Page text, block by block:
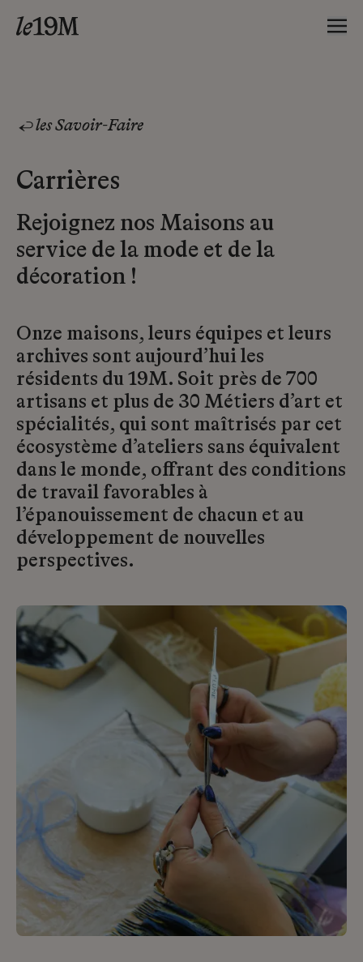
les Savoir-Faire
Carrières
Rejoignez nos Maisons au
service de la mode et de la
décoration !
Onze maisons, leurs équipes et leurs
archives sont aujourd’hui les
résidents du 19M. Soit près de 700
artisans et plus de 30 Métiers d’art et
spécialités, qui sont maîtrisés par cet
écosystème d’ateliers sans équivalent
dans le monde, offrant des conditions
de travail favorables à
l’épanouissement de chacun et au
développement de nouvelles
perspectives.